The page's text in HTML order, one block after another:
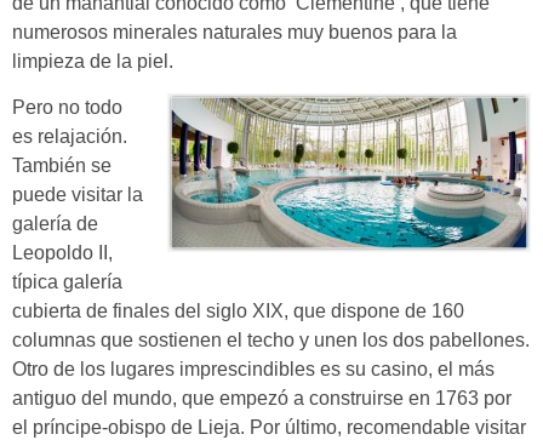
numerosos minerales naturales muy buenos para la
limpieza de la piel.
Pero no todo
es relajación.
También se
puede visitar la
galería de
Leopoldo II,
típica galería
cubierta de finales del siglo XIX, que dispone de 160
columnas que sostienen el techo y unen los dos pabellones.
Otro de los lugares imprescindibles es su casino, el más
antiguo del mundo, que empezó a construirse en 1763 por
el príncipe-obispo de Lieja. Por último, recomendable visitar